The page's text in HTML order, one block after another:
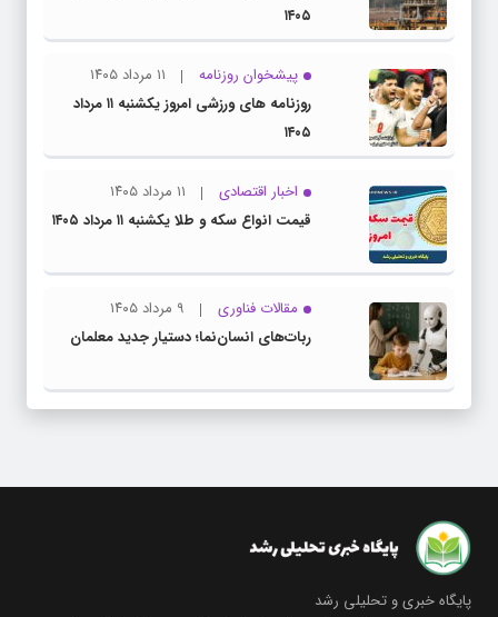
۱۴۰۵
پیشخوان روزنامه
۱۱ مرداد ۱۴۰۵
روزنامه های ورزشی امروز یکشنبه ۱۱ مرداد
۱۴۰۵
اخبار اقتصادی
۱۱ مرداد ۱۴۰۵
قیمت انواع سکه و طلا یکشنبه ۱۱ مرداد ۱۴۰۵
مقالات فناوری
۹ مرداد ۱۴۰۵
ربات‌های انسان‌نما؛ دستیار جدید معلمان
پایگاه خبری و تحلیلی رشد